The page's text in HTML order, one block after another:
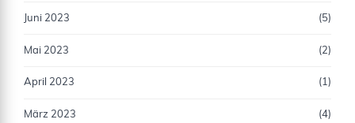
Juni 2023 (5)
Mai 2023 (2)
April 2023 (1)
März 2023 (4)